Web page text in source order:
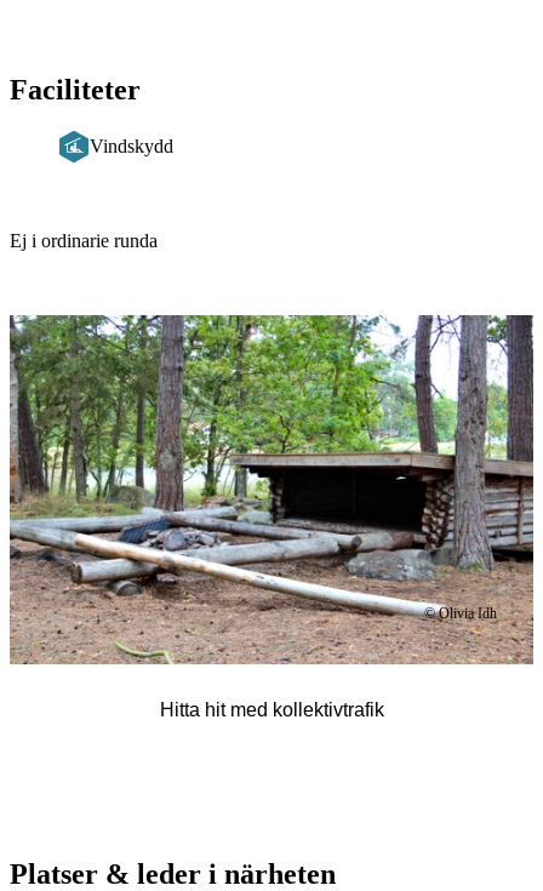
Faciliteter
Vindskydd
Ej i ordinarie runda
Bildspel
med
bilder
© Olivia Idh
Hitta hit med kollektivtrafik
Platser & leder i närheten